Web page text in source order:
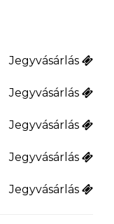
Jegyvásárlás
Jegyvásárlás
Jegyvásárlás
Jegyvásárlás
Jegyvásárlás